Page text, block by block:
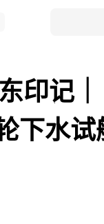
印记｜
下水试